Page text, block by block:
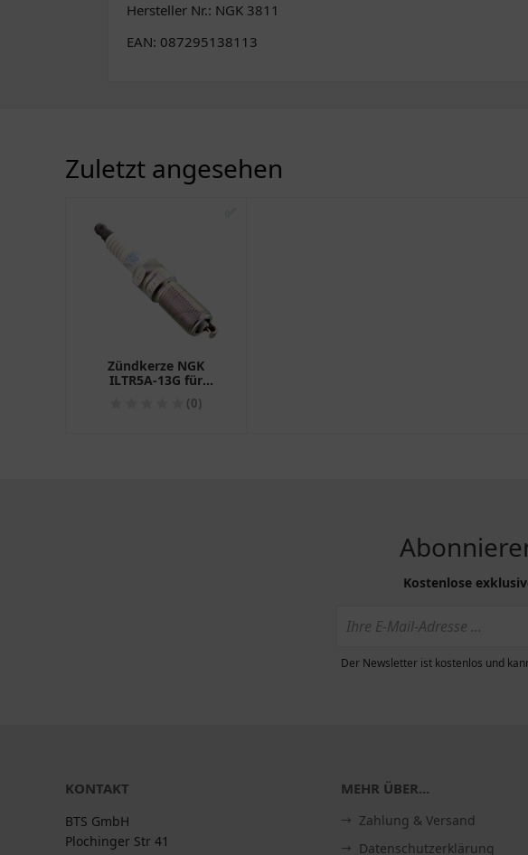
Hersteller Nr.: NGK 3811
EAN: 087295138113
Zuletzt angesehen
✅
Zündkerze NGK
ILTR5A-13G für
Motorräder(0)
Kostenlose
Der Newsletter ist kostenlos und
KONTAKT
BTS GmbH
Plochinger Str 41
MEHR ÜBER...
Zahlung & Versand
Datenschutzerklärung